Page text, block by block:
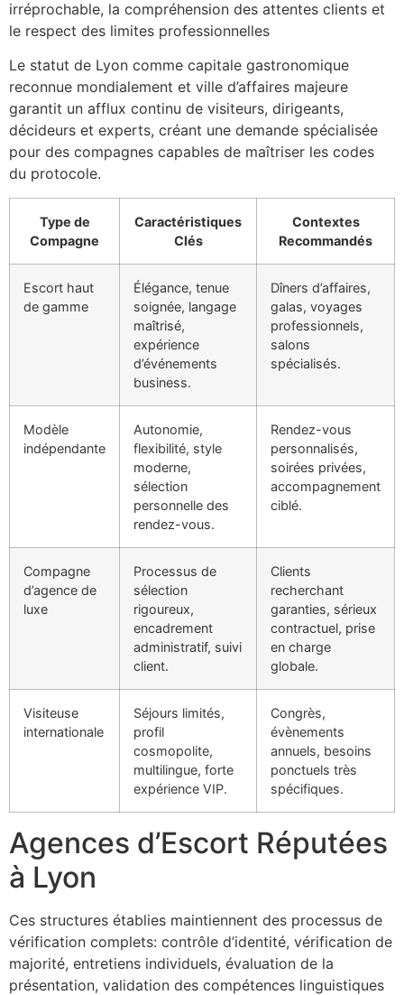
irréprochable, la compréhension des attentes clients et
le respect des limites professionnelles
Le statut de Lyon comme capitale gastronomique
reconnue mondialement et ville d’affaires majeure
garantit un afflux continu de visiteurs, dirigeants,
décideurs et experts, créant une demande spécialisée
pour des compagnes capables de maîtriser les codes
du protocole.
Type de
Compagne
Caractéristiques
Clés
Contextes
Recommandés
Escort haut
de gamme
Élégance, tenue
soignée, langage
maîtrisé,
expérience
d’événements
business.
Dîners d’affaires,
galas, voyages
professionnels,
salons
spécialisés.
Modèle
indépendante
Autonomie,
flexibilité, style
moderne,
sélection
personnelle des
rendez-vous.
Rendez-vous
personnalisés,
soirées privées,
accompagnement
ciblé.
Compagne
d’agence de
luxe
Processus de
sélection
rigoureux,
encadrement
administratif, suivi
client.
Clients
recherchant
garanties, sérieux
contractuel, prise
en charge
globale.
Visiteuse
internationale
Séjours limités,
profil
cosmopolite,
multilingue, forte
expérience VIP.
Congrès,
évènements
annuels, besoins
ponctuels très
spécifiques.
Agences d’Escort Réputées
à Lyon
Ces structures établies maintiennent des processus de
vérification complets: contrôle d’identité, vérification de
majorité, entretiens individuels, évaluation de la
présentation, validation des compétences linguistiques